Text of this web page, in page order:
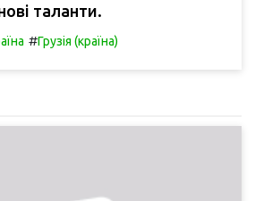
таланти.
#Грузія (країна)